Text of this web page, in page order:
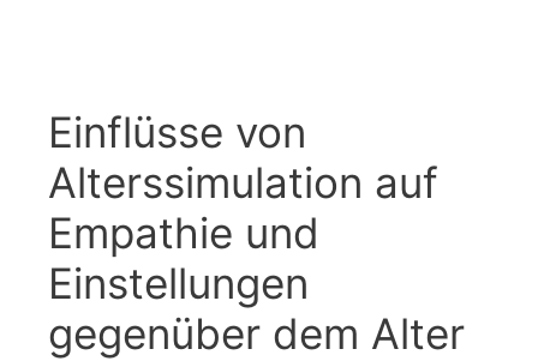
Einflüsse von
Alterssimulation auf
Empathie und
Einstellungen
gegenüber dem Alter